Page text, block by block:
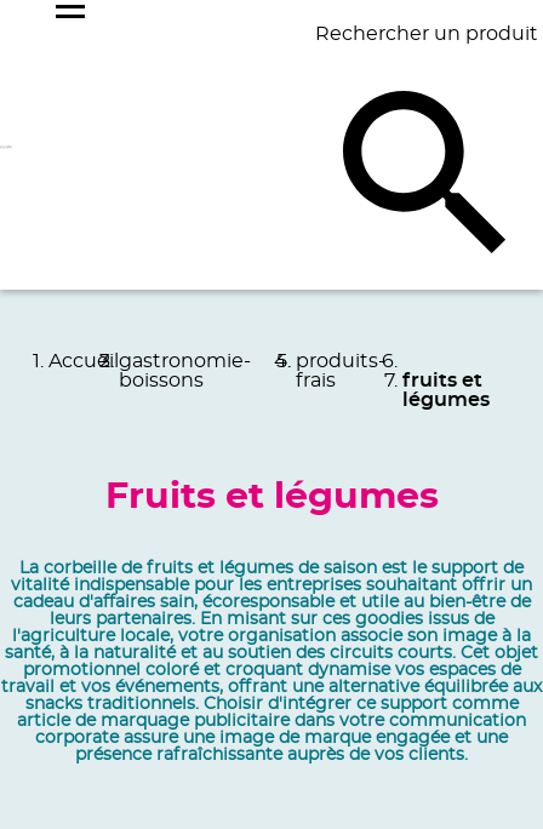
Rechercher un produit
BAGAGERIE BUREAU
Accueil gastronomie-
boissons
produits-
frais
fruits et
légumes
Fruits et légumes
La corbeille de fruits et légumes de saison est le support de
vitalité indispensable pour les entreprises souhaitant offrir un
cadeau d'affaires sain, écoresponsable et utile au bien-être de
leurs partenaires. En misant sur ces goodies issus de
l'agriculture locale, votre organisation associe son image à la
santé, à la naturalité et au soutien des circuits courts. Cet objet
promotionnel coloré et croquant dynamise vos espaces de
travail et vos événements, offrant une alternative équilibrée aux
snacks traditionnels. Choisir d'intégrer ce support comme
article de marquage publicitaire dans votre communication
corporate assure une image de marque engagée et une
présence rafraîchissante auprès de vos clients.